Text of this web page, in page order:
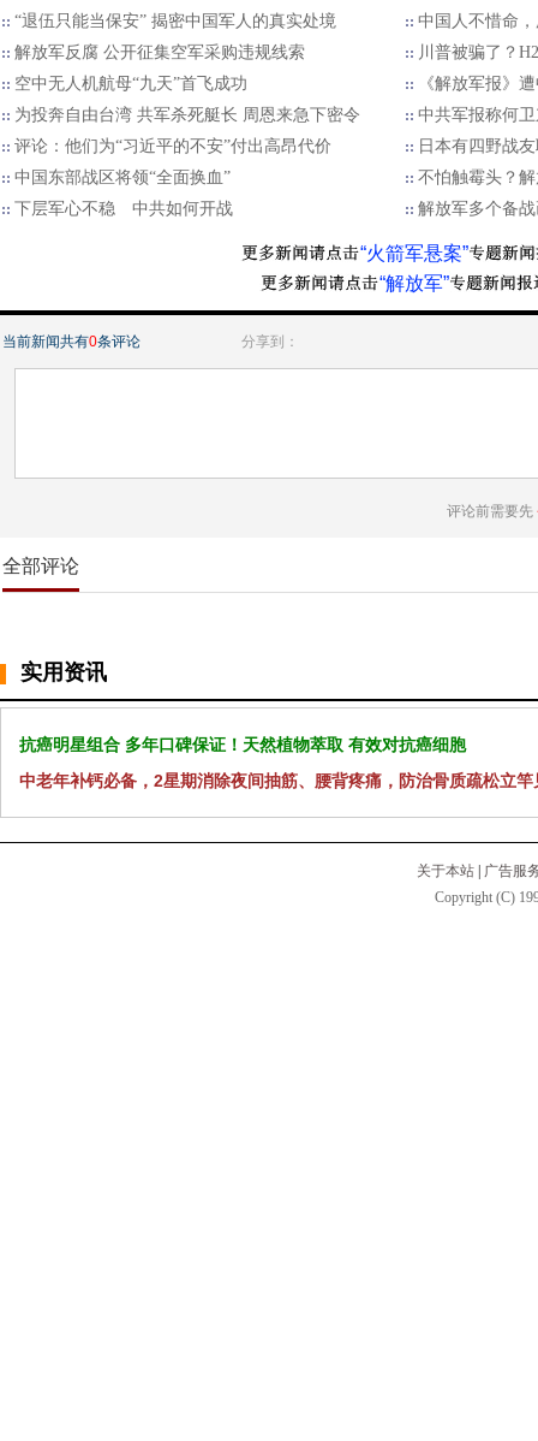
“退伍只能当保安” 揭密中国军人的真实处境
中国人不惜命
解放军反腐 公开征集空军采购违规线索
川普被骗了？
空中无人机航母“九天”首飞成功
《解放军报》
为投奔自由台湾 共军杀死艇长 周恩来急下密令
中共军报称何
评论：他们为“习近平的不安”付出高昂代价
日本有四野战
中国东部战区将领“全面换血”
不怕触霉头？
下层军心不稳 中共如何开战
解放军多个备
“火箭军悬案”
“解放军”
当前新闻共有0条评论 分享到：
评论前需要先
全部评论
实用资讯
抗癌明星组合 多年口碑保证！天然植物萃取 有效对抗癌细胞
中老年补钙必备，2星期消除夜间抽筋、腰背疼痛，防治骨质疏松立竿
关于本站
广告服
Copyright (C)